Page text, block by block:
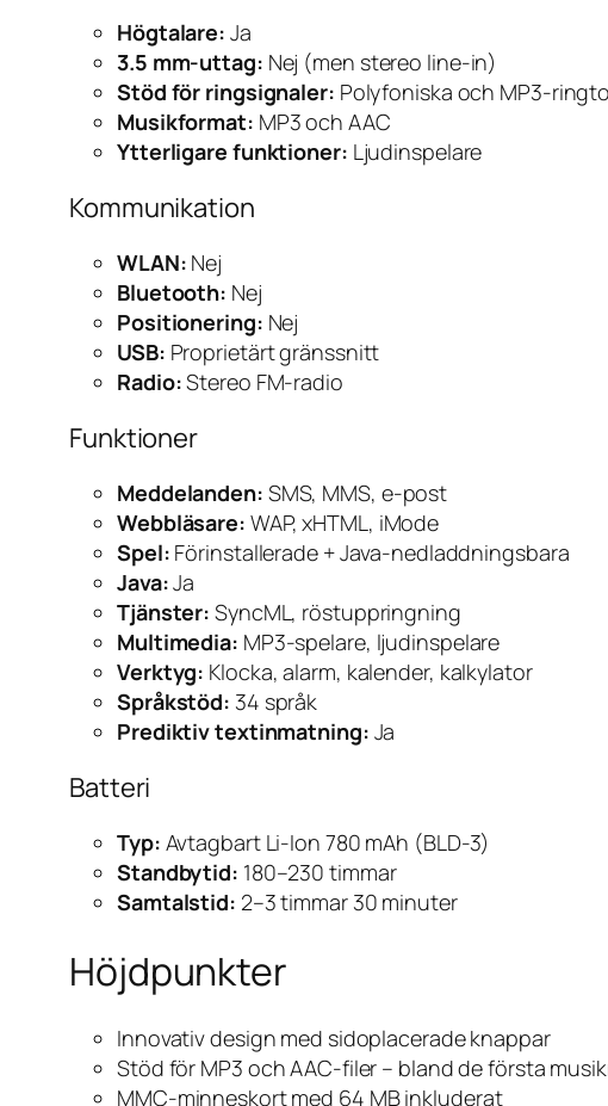
Högtalare: Ja
3.5 mm-uttag: Nej (men stereo line-in)
Stöd för ringsignaler: Polyfoniska och MP3-
Musikformat: MP3 och AAC
Ytterligare funktioner: Ljudinspelare
Kommunikation
WLAN: Nej
Bluetooth: Nej
Positionering: Nej
USB: Proprietärt gränssnitt
Radio:Stereo FM-radio
Funktioner
Meddelanden: SMS, MMS, e-post
Webbläsare: WAP, xHTML, iMode
Spel: Förinstallerade + Java-nedladdningsbara
Java:Ja
Tjänster: SyncML, röstuppringning
Multimedia: MP3-spelare, ljudinspelare
Verktyg: Klocka, alarm, kalender, kalkylator
Språkstöd: 34 språk
Prediktiv textinmatning: Ja
Batteri
Typ: Avtagbart Li-Ion 780 mAh (BLD-3)
Standbytid: 180–230 timmar
Samtalstid: 2–3 timmar 30 minuter
Höjdpunkter
Innovativ design med sidoplacerade knappar
Stöd för MP3 och AAC-filer – bland de första
MMC-minneskort med 64 MB inkluderat